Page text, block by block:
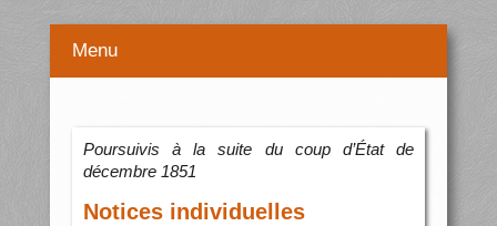
Menu
Poursuivis à la suite du coup d’État de
décembre 1851
Notices individuelles